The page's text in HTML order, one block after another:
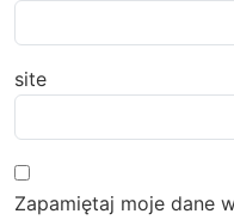
site
Zapamiętaj moje dane